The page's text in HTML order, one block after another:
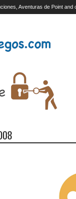
Aventuras de Point